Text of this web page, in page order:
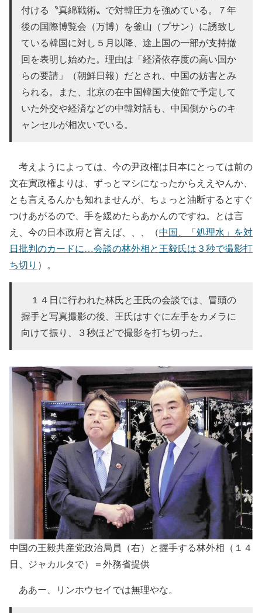
付ける〝真綿戦術〟で対韓圧力を強めている。７年
後の国際博覧会（万博）を釜山（プサン）に誘致し
ている韓国に対し５月以降、途上国の一部が支持撤
回を表明し始めた。理由は「経済依存度の高い国か
らの要請」（朝鮮日報）だとされ、中国の妨害とみ
られる。また、北京の在中国韓国大使館で予定して
いた外交や経済などの中韓対話も、中国側からのキ
ャンセルが相次いでいる。
考えようによっては、今の尹政権は日本にとっては前の
文在寅政権よりは、ずっとマシになったからええやんか、
とも言えるんかも知れませんが、ちょっと油断するとすぐ
つけあがるので、手を緩めたらあかんのですね。とは言
え、今の日本政府と言えば、、、（中国、「処理水」を対
日批判のカードに…会談の林外相と王毅氏は３秒で撮影打
ち切り ）。
１４日に行われた林氏と王氏の会談では、冒頭の
握手と写真撮影の後、王氏はすぐに左手をカメラに
向けて振り、３秒ほどで撮影を打ち切った。
中国の王毅共産党政治局員（右）と握手する林外相（１４
日、ジャカルタで）＝外務省提供
ああー、リンホウセイでは無理やな。